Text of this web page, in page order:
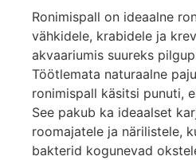
Ronimispall on ideaalne
vähkidele, krabidele ja
akvaariumis suureks
Töötlemata naturaalne
ronimispall käsitsi punuti,
See pakub ka ideaalset
roomajatele ja närilistele,
bakterid kogunevad